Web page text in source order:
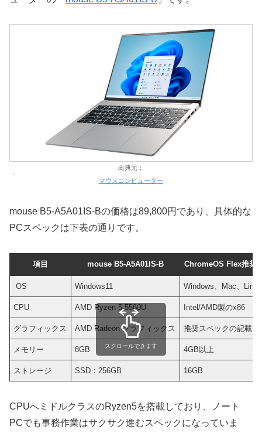
出典元：
マウスコンピューター
mouse B5-A5A01IS-Bの価格は89,800円であり、具体的な
PCスペックは下表の通りです。
項目 mouse B5-A5A01IS-B ChromeOS Flex推奨
OS Windows11 Windows、Mac、Linux
CPU AMD Ryzen 5 5560U Intel/AMD製のx86
グラフィックス AMD Radeon グラフィックス 推奨スペックの記載な
メモリー 8GB 4GB以上
ストレージ SSD：256GB 16GB
スクロールできます
CPUへミドルクラスのRyzen5を搭載しており、ノート
PCでも事務作業はサクサク進むスペックになっていま